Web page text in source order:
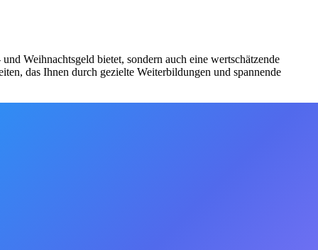
Weihnachtsgeld bietet, sondern auch eine wertschätzende
das Ihnen durch gezielte Weiterbildungen und spannende